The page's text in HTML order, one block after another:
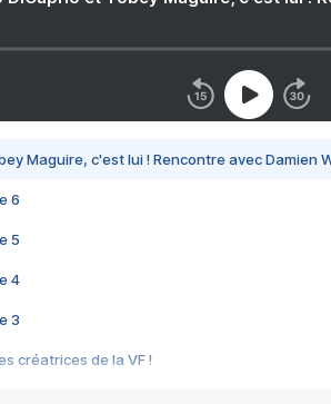
Maguire, c'est lui ! Rencontre avec Damien
6
5
4
3
créatrices de la VF !